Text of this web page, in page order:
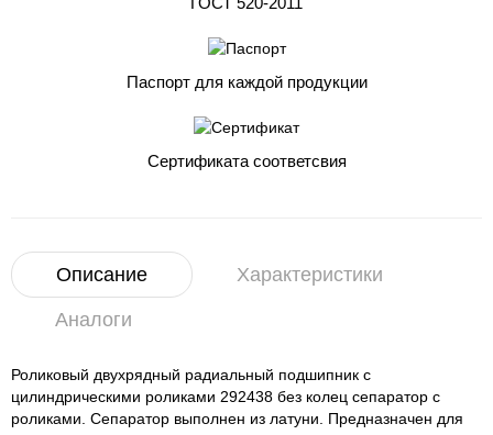
Паспорт для каждой продукции
Сертификата соответсвия
Описание Характеристики
Аналоги
Роликовый двухрядный радиальный подшипник с
цилиндрическими роликами 292438 без колец сепаратор с
роликами. Сепаратор выполнен из латуни. Предназначен для